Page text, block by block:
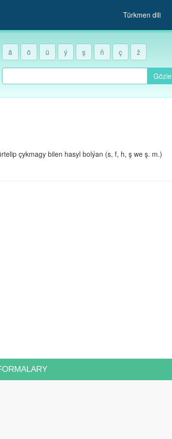
Türkmen dili
ä ö ü ý ş ň ç ž
Gözle
çykmagy bilen hasyl bolýan (s, f, h, ş we ş. m.)